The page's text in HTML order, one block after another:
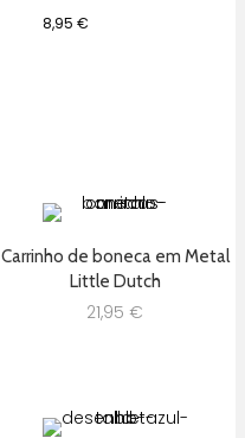
8,95 €
Carrinho de boneca em Metal
Little Dutch
21,95 €